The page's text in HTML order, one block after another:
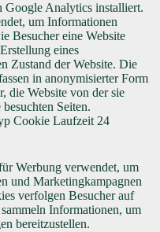
Analytics installiert.
um Informationen
Besucher eine Website
eines
Zustand der Website. Die
in anonymisierter Form
die Website von der sie
Seiten.
Cookie Laufzeit 24
Werbung verwendet, um
und Marketingkampagnen
verfolgen Besucher auf
Informationen, um
bereitzustellen.